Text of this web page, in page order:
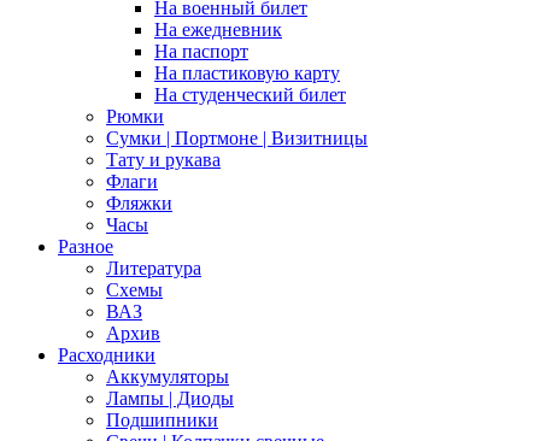
На военный билет
На ежедневник
На паспорт
На пластиковую карту
На студенческий билет
Рюмки
Сумки | Портмоне | Визитницы
Тату и рукава
Флаги
Фляжки
Часы
Разное
Литература
Схемы
ВАЗ
Архив
Расходники
Аккумуляторы
Лампы | Диоды
Подшипники